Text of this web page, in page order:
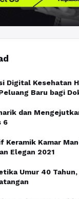
Digital Kesehatan
Baru bagi
dan
6
Keramik Kamar
Elegan 2021
Umur 40